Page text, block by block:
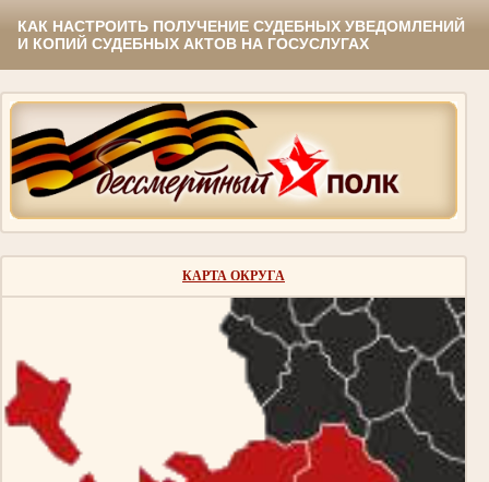
КАК НАСТРОИТЬ ПОЛУЧЕНИЕ СУДЕБНЫХ УВЕДОМЛЕНИЙ
И КОПИЙ СУДЕБНЫХ АКТОВ НА ГОСУСЛУГАХ
КАРТА ОКРУГА